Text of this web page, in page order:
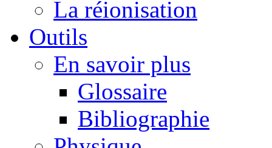
La réionisation
Outils
En savoir plus
Glossaire
Bibliographie